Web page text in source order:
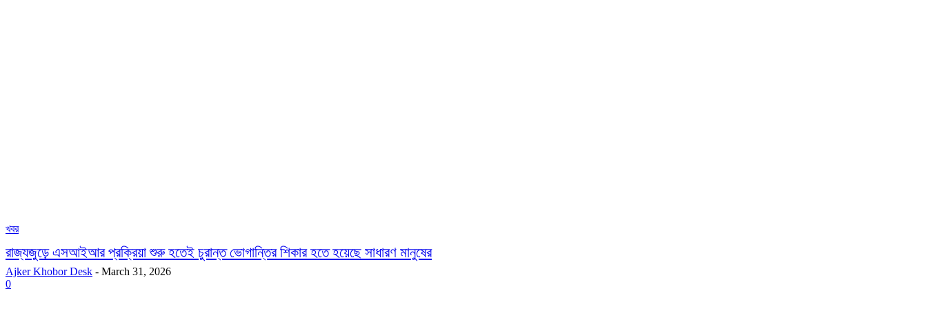
খবর
রাজ্যজুড়ে এসআইআর প্রক্রিয়া শুরু হতেই চুরান্ত ভোগান্তির শিকার হতে হয়েছে সাধারণ মানুষের
Ajker Khobor Desk - March 31, 2026
0